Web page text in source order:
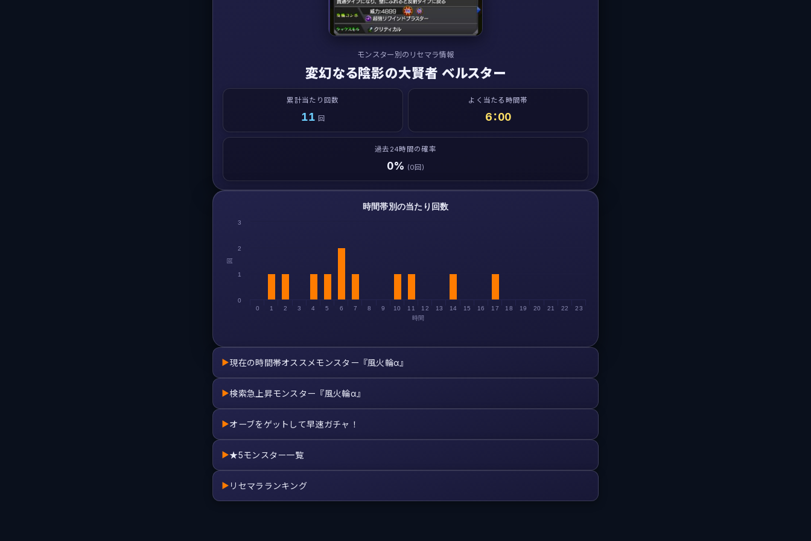
モンスター別のリセマラ情報
変幻なる陰影の大賢者 ベルスター
累計当たり回数
11 回
よく当たる時間帯
6：00
過去24時間の確率
0% (0回)
時間
回
時間帯別の当たり回数
0 1 2 3 4 5 6 7 8 9 10 11 12 13 14 15 16 17 18 19 20 21 22 23
0
1
2
3
▶現在の時間帯オススメモンスター『風火輪α』
▶検索急上昇モンスター『風火輪α』
▶オーブをゲットして早速ガチャ！
▶★5モンスター一覧
▶ リセマラランキング